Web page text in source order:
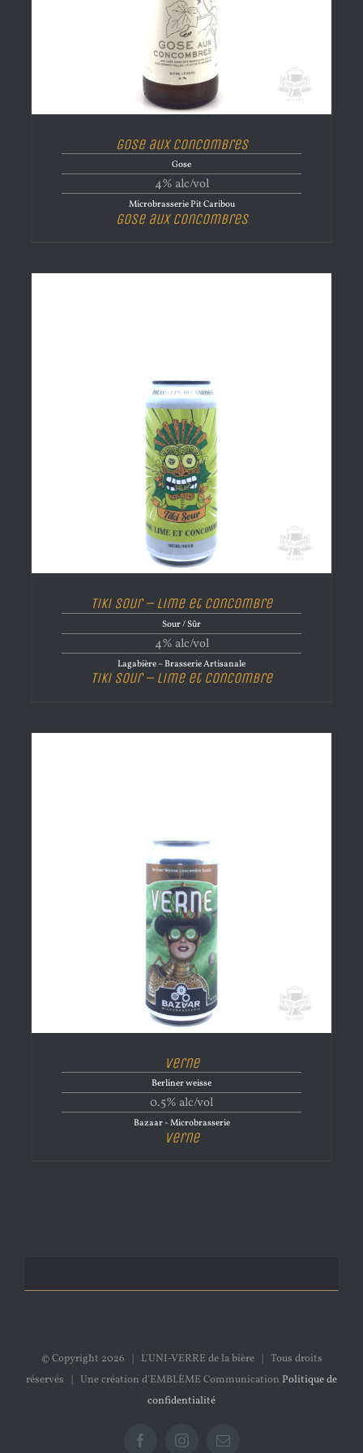
Gose aux concombres
Gose
4% alc/vol
Microbrasserie Pit Caribou
Gose aux concombres
Tiki Sour – Lime et Concombre
Sour / Sûr
4% alc/vol
Lagabière – Brasserie Artisanale
Tiki Sour – Lime et Concombre
Verne
Berliner weisse
0.5% alc/vol
Bazaar - Microbrasserie
Verne
© Copyright 2026 | L'UNI-VERRE de la bière | Tous droits
réservés | Une création d'EMBLÈME Communication Politique de
confidentialité
FacebookInstagramEmail